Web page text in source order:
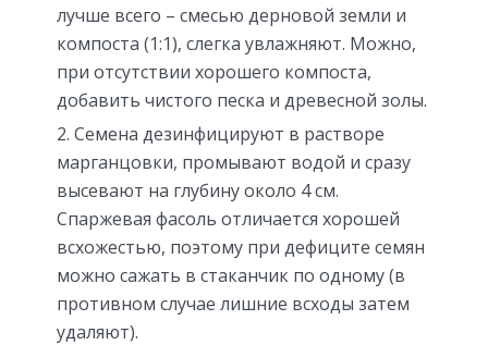
лучше всего – смесью дерновой земли и
компоста (1:1), слегка увлажняют. Можно,
при отсутствии хорошего компоста,
добавить чистого песка и древесной золы.
Семена дезинфицируют в растворе
марганцовки, промывают водой и сразу
высевают на глубину около 4 см.
Спаржевая фасоль отличается хорошей
всхожестью, поэтому при дефиците семян
можно сажать в стаканчик по одному (в
противном случае лишние всходы затем
удаляют).